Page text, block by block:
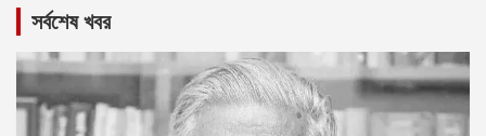
সর্বশেষ খবর